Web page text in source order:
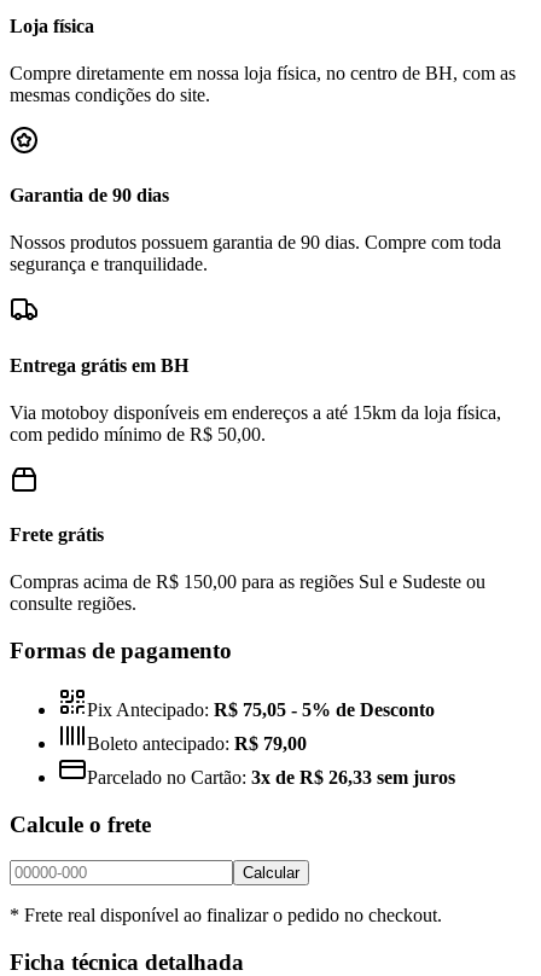
Loja física
Compre diretamente em nossa loja física, no centro de BH, com as
mesmas condições do site.
Garantia de 90 dias
Nossos produtos possuem garantia de 90 dias. Compre com toda
segurança e tranquilidade.
Entrega grátis em BH
Via motoboy disponíveis em endereços a até 15km da loja física,
com pedido mínimo de R$ 50,00.
Frete grátis
Compras acima de R$ 150,00 para as regiões Sul e Sudeste ou
consulte regiões.
Formas de pagamento
Pix Antecipado: R$ 75,05 - 5% de Desconto
Boleto antecipado: R$ 79,00
Parcelado no Cartão: 3x de R$ 26,33 sem juros
Calcule o frete
Calcular
* Frete real disponível ao finalizar o pedido no checkout.
Ficha técnica detalhada